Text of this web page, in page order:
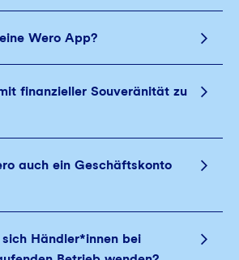
Wero App?
finanzieller Souveränität zu
auch ein Geschäftskonto
Händler*innen bei